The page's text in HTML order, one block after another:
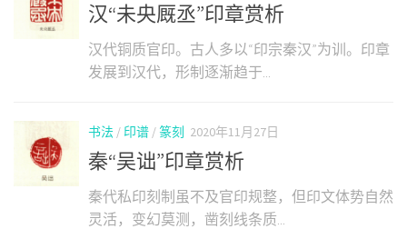
汉“未央厩丞”印章赏析
汉代铜质官印。古人多以“印宗秦汉”为训。印章
发展到汉代，形制逐渐趋于...
书法 / 印谱 / 篆刻 2020年11月27日
秦“吴诎”印章赏析
秦代私印刻制虽不及官印规整，但印文体势自然
灵活，变幻莫测，凿刻线条质...